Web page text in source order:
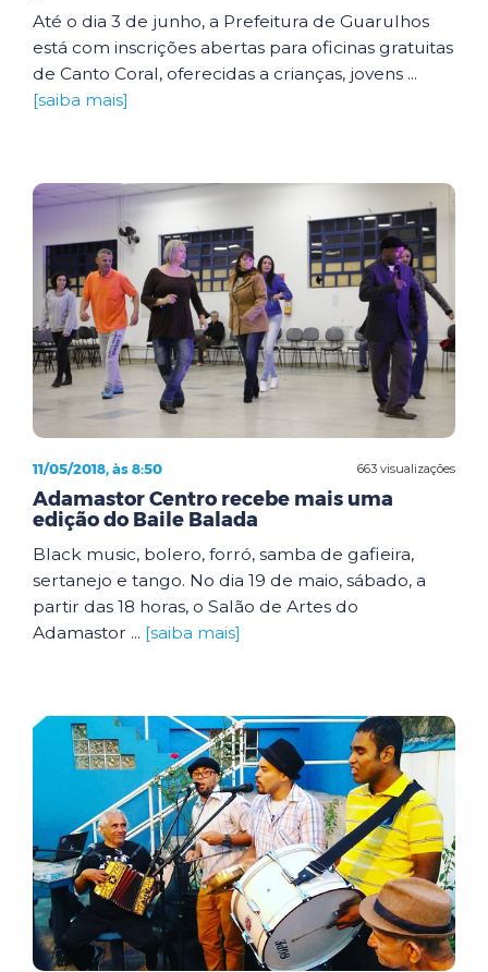
Até o dia 3 de junho, a Prefeitura de Guarulhos
está com inscrições abertas para oficinas gratuitas
de Canto Coral, oferecidas a crianças, jovens ...
[saiba mais]
663 visualizações
11/05/2018, às 8:50
Adamastor Centro recebe mais uma
edição do Baile Balada
Black music, bolero, forró, samba de gafieira,
sertanejo e tango. No dia 19 de maio, sábado, a
partir das 18 horas, o Salão de Artes do
Adamastor ... [saiba mais]